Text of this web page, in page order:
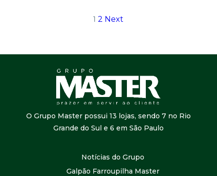
1 2 Next
O Grupo Master possui 13 lojas, sendo 7 no Rio
Grande do Sul e 6 em São Paulo
Notícias do Grupo
Galpão Farroupilha Master